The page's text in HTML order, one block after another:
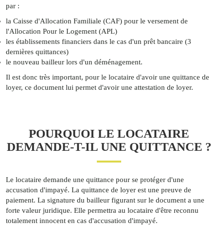
par :
la Caisse d'Allocation Familiale (CAF) pour le versement de
l'Allocation Pour le Logement (APL)
les établissements financiers dans le cas d'un prêt bancaire (3
dernières quittances)
le nouveau bailleur lors d'un déménagement.
Il est donc très important, pour le locataire d'avoir une quittance de
loyer, ce document lui permet d'avoir une attestation de loyer.
POURQUOI LE LOCATAIRE
DEMANDE-T-IL UNE QUITTANCE ?
Le locataire demande une quittance pour se protéger d'une
accusation d'impayé. La quittance de loyer est une preuve de
paiement. La signature du bailleur figurant sur le document a une
forte valeur juridique. Elle permettra au locataire d'être reconnu
totalement innocent en cas d'accusation d'impayé.